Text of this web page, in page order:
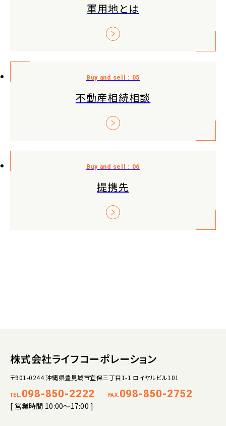
軍用地とは
不動産相続相談
提携先
株式会社ライフコーポレーション
〒901-0244 沖縄県豊見城市宜保三丁目1-1 ロイヤルビル101
TEL. 098-850-2222 FAX. 098-850-2752
[ 営業時間 10:00～17:00 ]